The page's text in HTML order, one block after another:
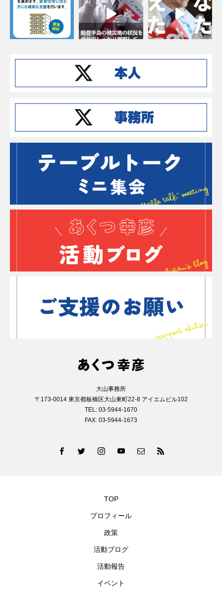
Instagramでフォローする
大山事務所
〒173-0014 東京都板橋区大山東町22-8 アイエムビル102
TEL: 03-5944-1670
FAX: 03-5944-1673
TOP
プロフィール
政策
活動ブログ
活動報告
イベント